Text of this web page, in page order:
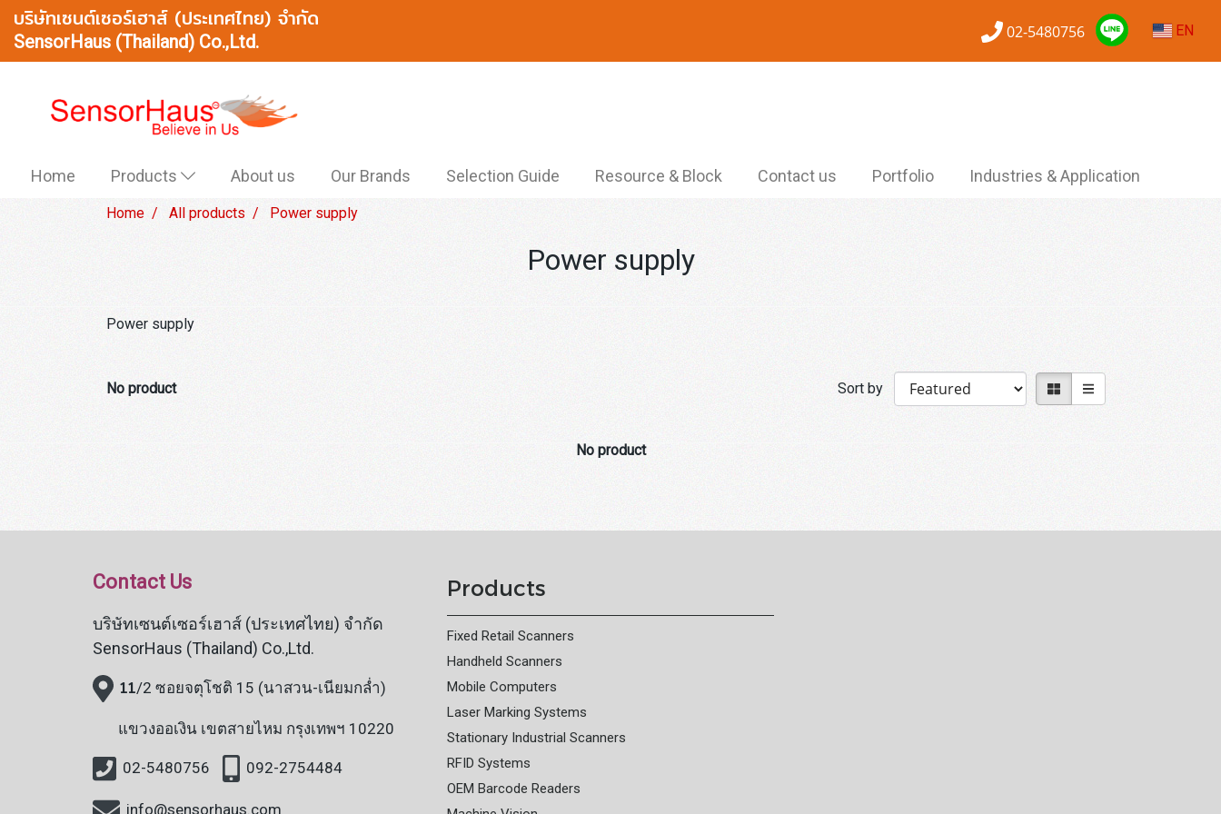
บริษัทเซนต์เซอร์เฮาส์ (ประเทศไทย) จำกัด
SensorHaus (Thailand) Co.,Ltd. 02-5480756 EN
Home Products About us Our Brands Selection Guide Resource & Block Contact us Portfolio Industries & Application
Home All products Power supply
Power supply
Power supply
No product Sort by
No product
Contact Us
บริษัทเซนต์เซอร์เฮาส์ (ประเทศไทย) จำกัด
SensorHaus (Thailand) Co.,Ltd.
11/2 ซอยจตุโชติ 15 (นาสวน-เนียมกล่ำ)
แขวงออเงิน เขตสายไหม กรุงเทพฯ 10220
02-5480756 092-2754484
info@sensorhaus.com
Products
Fixed Retail Scanners
Handheld Scanners
Mobile Computers
Laser Marking Systems
Stationary Industrial Scanners
RFID Systems
OEM Barcode Readers